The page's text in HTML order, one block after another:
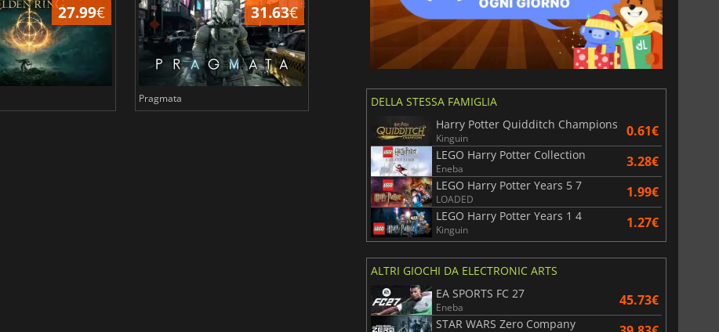
27.99€ 31.63€
Pragmata
6.77€
Total War WARHAMMER 3
15.48
DELLA STESSA FAMIGLIA
Harry Potter Quidditch Champions
Kinguin 0.61€
LEGO Harry Potter Collection
Eneba 3.28€
LEGO Harry Potter Years 5 7
LOADED 1.99€
LEGO Harry Potter Years 1 4
Kinguin 1.27€
ALTRI GIOCHI DA ELECTRONIC ARTS
EA SPORTS FC 27
Eneba 45.73€
STAR WARS Zero Company